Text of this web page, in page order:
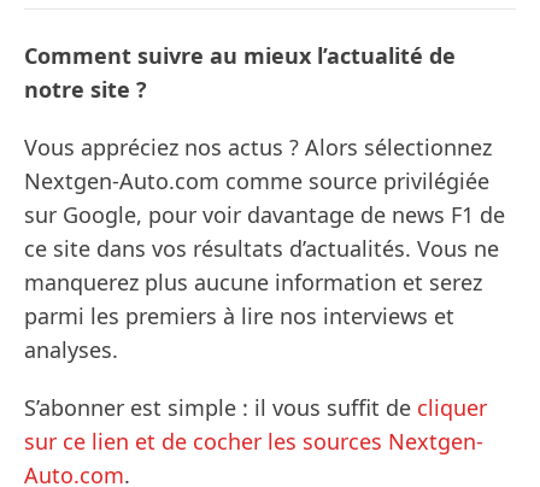
Comment suivre au mieux l’actualité de
notre site ?
Vous appréciez nos actus ? Alors sélectionnez
Nextgen-Auto.com comme source privilégiée
sur Google, pour voir davantage de news F1 de
ce site dans vos résultats d’actualités. Vous ne
manquerez plus aucune information et serez
parmi les premiers à lire nos interviews et
analyses.
S’abonner est simple : il vous suffit de cliquer
sur ce lien et de cocher les sources Nextgen-
Auto.com.